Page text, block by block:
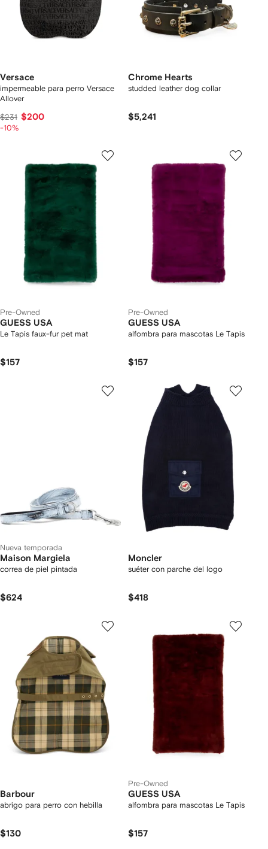
Versace
impermeable para perro Versace
Allover
$231 $200
-10%
Chrome Hearts
studded leather dog collar
$5,241
Pre-Owned
GUESS USA
Le Tapis faux-fur pet mat
$157
Pre-Owned
GUESS USA
alfombra para mascotas Le Tapis
$157
Nueva temporada
Maison Margiela
correa de piel pintada
$624
Moncler
suéter con parche del logo
$418
Barbour
abrigo para perro con hebilla
$130
Pre-Owned
GUESS USA
alfombra para mascotas Le Tapis
$157